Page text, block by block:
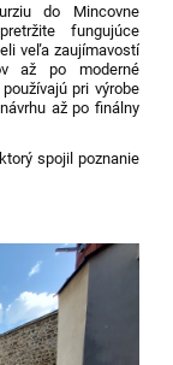
do Mincovne
fungujúce
veľa zaujímavostí
až po moderné
pri výrobe
až po finálny
spojil poznanie